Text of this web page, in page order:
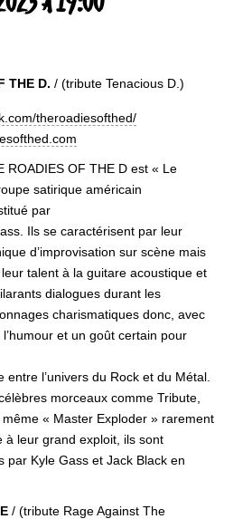
THE D. / (tribute Tenacious D.)
theroadiesofthed/
ROADIES OF THE D est « Le
satirique américain
par
Ils se caractérisent par leur
d’improvisation sur scène mais
talent à la guitare acoustique et
dialogues durant les
charismatiques donc, avec
et un goût certain pour
entre l’univers du Rock et du Métal.
morceaux comme Tribute,
« Master Exploder » rarement
à leur grand exploit, ils sont
par Kyle Gass et Jack Black en
/ (tribute Rage Against The